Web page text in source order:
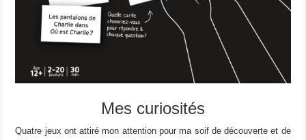
Mes curiosités
Quatre jeux ont attiré mon attention pour ma soif de découverte et de